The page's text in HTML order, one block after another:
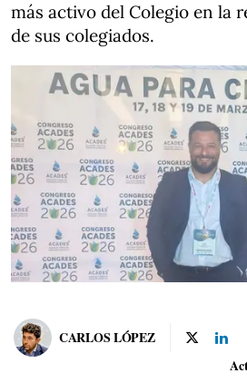
más activo del Colegio en la
de sus colegiados.
CARLOS LÓPEZ